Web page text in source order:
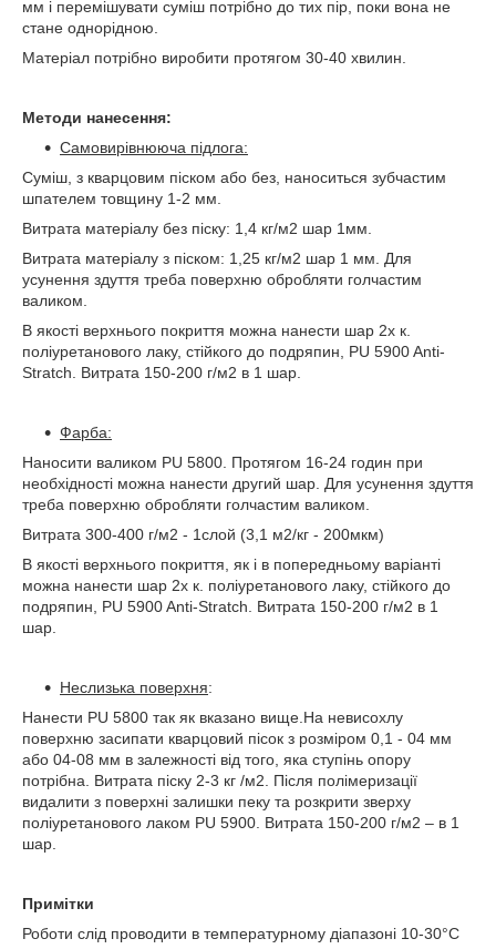
мм і перемішувати суміш потрібно до тих пір, поки вона не
стане однорідною.
Матеріал потрібно виробити протягом 30-40 хвилин.
Методи нанесення:
Самовирівнююча підлога:
Суміш, з кварцовим піском або без, наноситься зубчастим
шпателем товщину 1-2 мм.
Витрата матеріалу без піску: 1,4 кг/м2 шар 1мм.
Витрата матеріалу з піском: 1,25 кг/м2 шар 1 мм. Для
усунення здуття треба поверхню обробляти голчастим
валиком.
В якості верхнього покриття можна нанести шар 2х к.
поліуретанового лаку, стійкого до подряпин, PU 5900 Anti-
Stratch. Витрата 150-200 г/м2 в 1 шар.
Фарба:
Наносити валиком PU 5800. Протягом 16-24 годин при
необхідності можна нанести другий шар. Для усунення здуття
треба поверхню обробляти голчастим валиком.
Витрата 300-400 г/м2 - 1слой (3,1 м2/кг - 200мкм)
В якості верхнього покриття, як і в попередньому варіанті
можна нанести шар 2х к. поліуретанового лаку, стійкого до
подряпин, PU 5900 Anti-Stratch. Витрата 150-200 г/м2 в 1
шар.
Неслизька поверхня:
Нанести PU 5800 так як вказано вище.На невисохлу
поверхню засипати кварцовий пісок з розміром 0,1 - 04 мм
або 04-08 мм в залежності від того, яка ступінь опору
потрібна. Витрата піску 2-3 кг /м2. Після полімеризації
видалити з поверхні залишки пеку та розкрити зверху
поліуретанового лаком PU 5900. Витрата 150-200 г/м2 – в 1
шар.
Примітки
Роботи слід проводити в температурному діапазоні 10-30°С